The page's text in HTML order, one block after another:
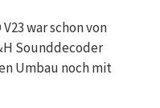
war schon von
Sounddecoder
Umbau noch mit